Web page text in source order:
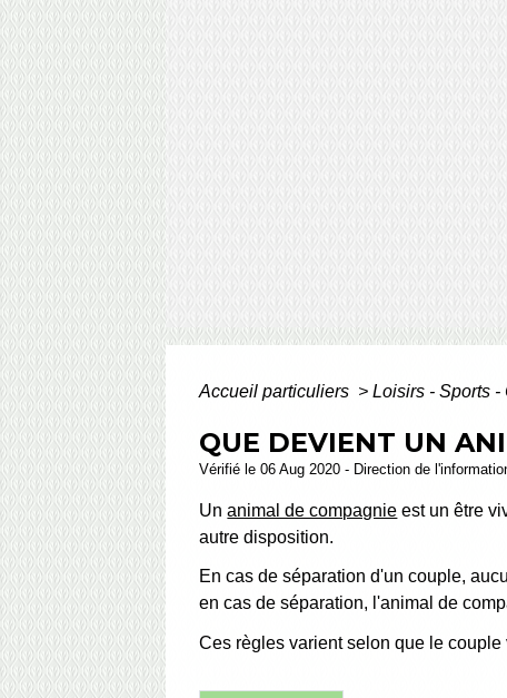
Accueil particuliers > Loisirs - Sports -
QUE DEVIENT UN
Vérifié le 06 Aug 2020 - Direction de
Unanimal de compagnie est un être
autre disposition.
En cas de séparation d'un couple,
en cas de séparation, l'animal de
Ces règles varient selon que le